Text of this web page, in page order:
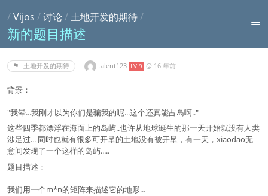
/Vijos /讨论 /土地开发的期待/
新的题目描述
土地开发的期待 talent123 LV 9 @ 16 年前
背景：
"我晕...我刚才以为你们是骗我的呢...这个还真能占岛啊.."
这些四季都漂浮在海面上的岛屿..也许从地球诞生的那一天开始就没有人类
涉足过... 同时也就有很多可开垦的土地没有被开垦，有一天，xiaodao无
意间发现了一个这样的岛屿.....
题目描述：
我们用一个m*n的矩阵来描述它的地形...